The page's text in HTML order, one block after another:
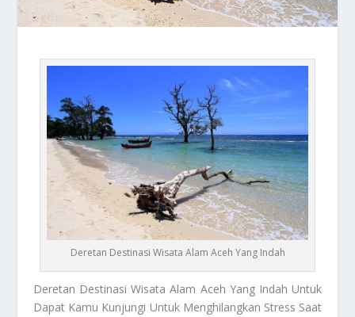
Deretan Destinasi Wisata Alam Aceh Yang Indah
Deretan Destinasi Wisata Alam Aceh Yang Indah Untuk
Dapat Kamu Kunjungi Untuk Menghilangkan Stress Saat